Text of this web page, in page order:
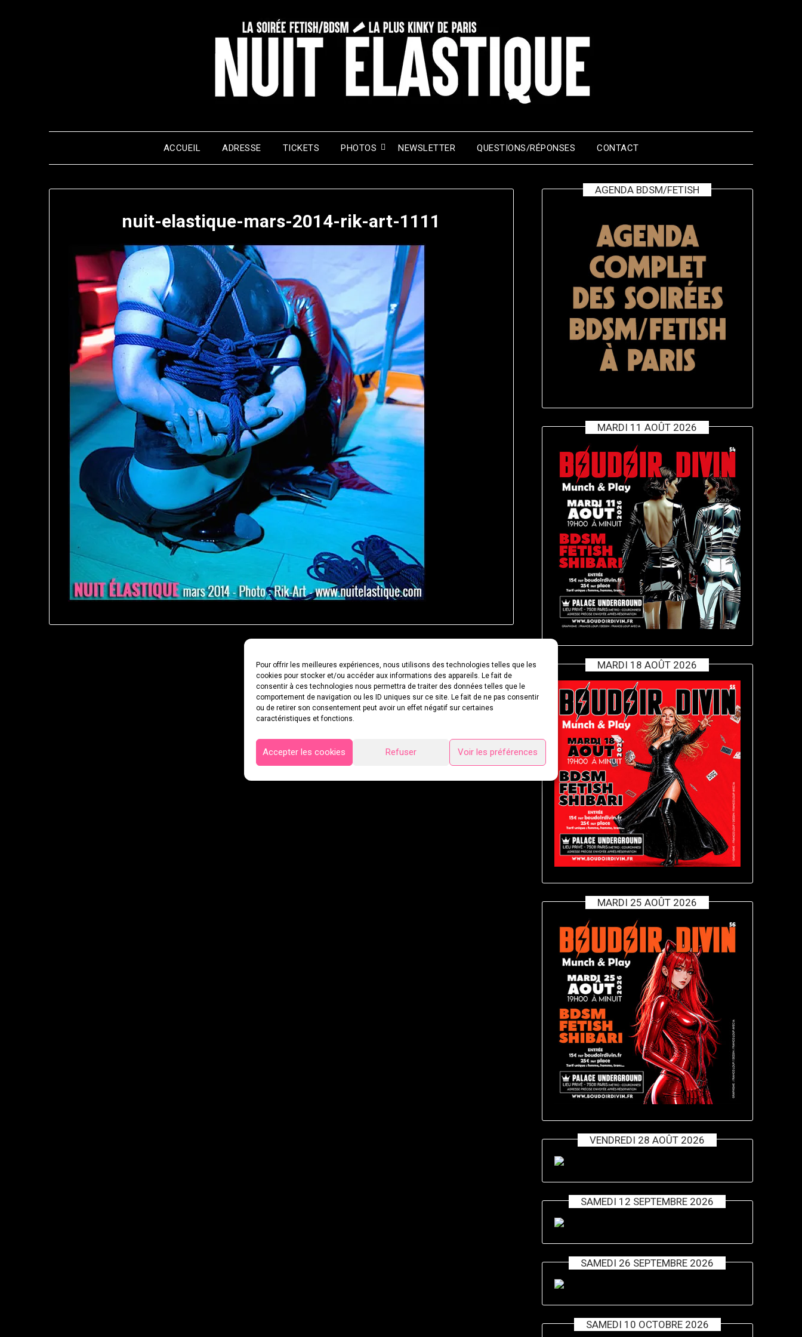
Pour offrir les meilleures expériences, nous utilisons des technologies telles que les
cookies pour stocker et/ou accéder aux informations des appareils. Le fait de
consentir à ces technologies nous permettra de traiter des données telles que le
comportement de navigation ou les ID uniques sur ce site. Le fait de ne pas consentir
ou de retirer son consentement peut avoir un effet négatif sur certaines
caractéristiques et fonctions.
Accepter les cookies Refuser Voir les préférences
ACCUEIL ADRESSE TICKETS PHOTOS NEWSLETTER QUESTIONS/RÉPONSES CONTACT
nuit-elastique-mars-2014-rik-art-1111
AGENDA BDSM/FETISH
MARDI 11 AOÛT 2026
MARDI 18 AOÛT 2026
MARDI 25 AOÛT 2026
VENDREDI 28 AOÛT 2026
SAMEDI 12 SEPTEMBRE 2026
SAMEDI 26 SEPTEMBRE 2026
SAMEDI 10 OCTOBRE 2026